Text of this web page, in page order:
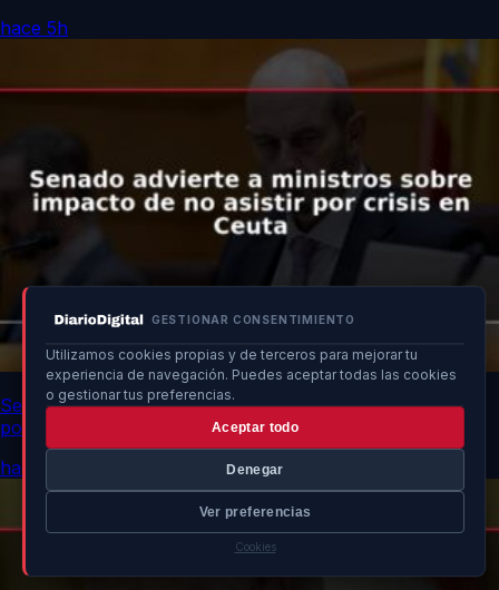
GESTIONAR CONSENTIMIENTO
Utilizamos cookies propias y de terceros para mejorar tu
experiencia de navegación. Puedes aceptar todas las cookies
o gestionar tus preferencias.
Aceptar todo
Denegar
Ver preferencias
Cookies
hace 5h
Senado advierte a ministros sobre impacto de no asistir
por crisis en Ceuta
hace 5h